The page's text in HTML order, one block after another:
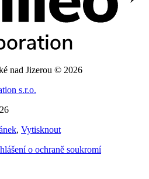
nad Jizerou © 2026
s.r.o.
, Vytisknout
o ochraně soukromí